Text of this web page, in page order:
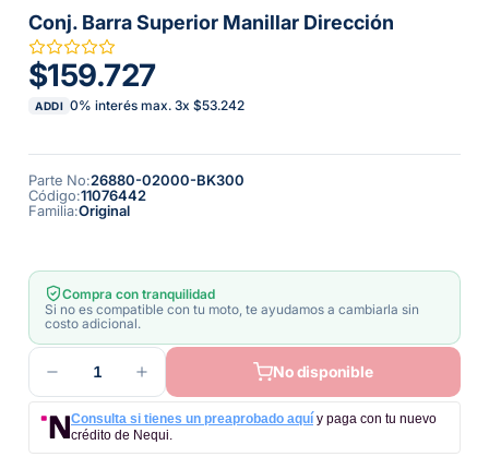
Conj. Barra Superior Manillar Dirección
$159.727
ADDI 0% interés max. 3x $53.242
Parte No:26880-02000-BK300
Código:11076442
Familia:Original
Compra con tranquilidad
Si no es compatible con tu moto, te ayudamos a cambiarla sin
costo adicional.
1 No disponible
Consulta si tienes un preaprobado aquí y paga con tu nuevo
crédito de Nequi.